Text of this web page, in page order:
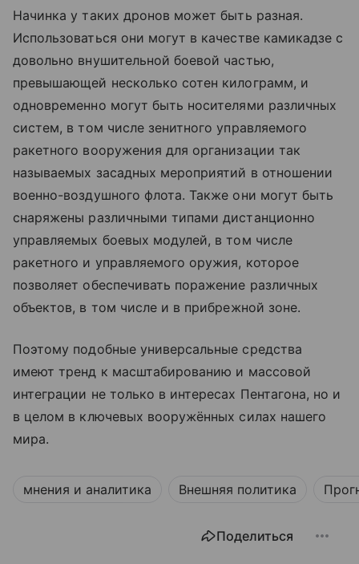
Начинка у таких дронов может быть разная.
Использоваться они могут в качестве камикадзе с
довольно внушительной боевой частью,
превышающей несколько сотен килограмм, и
одновременно могут быть носителями различных
систем, в том числе зенитного управляемого
ракетного вооружения для организации так
называемых засадных мероприятий в отношении
военно-воздушного флота. Также они могут быть
снаряжены различными типами дистанционно
управляемых боевых модулей, в том числе
ракетного и управляемого оружия, которое
позволяет обеспечивать поражение различных
объектов, в том числе и в прибрежной зоне.
Поэтому подобные универсальные средства
имеют тренд к масштабированию и массовой
интеграции не только в интересах Пентагона, но и
в целом в ключевых вооружённых силах нашего
мира.
мнения и аналитика Внешняя политика
Поделиться